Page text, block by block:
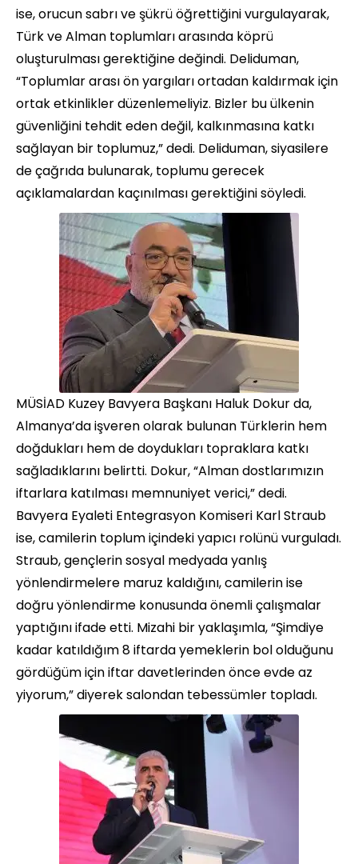
ise, orucun sabrı ve şükrü öğrettiğini vurgulayarak,
Türk ve Alman toplumları arasında köprü
oluşturulması gerektiğine değindi. Deliduman,
“Toplumlar arası ön yargıları ortadan kaldırmak için
ortak etkinlikler düzenlemeliyiz. Bizler bu ülkenin
güvenliğini tehdit eden değil, kalkınmasına katkı
sağlayan bir toplumuz,” dedi. Deliduman, siyasilere
de çağrıda bulunarak, toplumu gerecek
açıklamalardan kaçınılması gerektiğini söyledi.
MÜSİAD Kuzey Bavyera Başkanı Haluk Dokur da,
Almanya’da işveren olarak bulunan Türklerin hem
doğdukları hem de doydukları topraklara katkı
sağladıklarını belirtti. Dokur, “Alman dostlarımızın
iftarlara katılması memnuniyet verici,” dedi.
Bavyera Eyaleti Entegrasyon Komiseri Karl Straub
ise, camilerin toplum içindeki yapıcı rolünü vurguladı.
Straub, gençlerin sosyal medyada yanlış
yönlendirmelere maruz kaldığını, camilerin ise
doğru yönlendirme konusunda önemli çalışmalar
yaptığını ifade etti. Mizahi bir yaklaşımla, “Şimdiye
kadar katıldığım 8 iftarda yemeklerin bol olduğunu
gördüğüm için iftar davetlerinden önce evde az
yiyorum,” diyerek salondan tebessümler topladı.